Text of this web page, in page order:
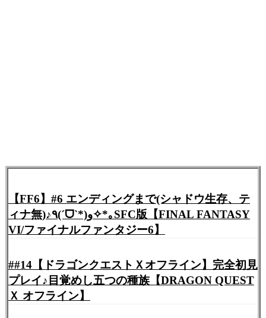
【FF6】#6 エンディングまで(シャドウ生存、テ
ィナ無)♪٩(ˊᗜˋ*)و✧*｡SFC版【FINAL FANTASY
VI/ファイナルファンタジー6】
##14【ドラゴンクエストＸオフライン】完全初見
プレイ♪目覚めし五つの種族【DRAGON QUEST
Ｘ オフライン】